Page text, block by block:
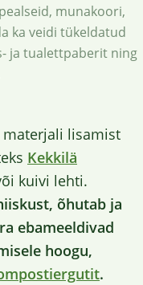
munakoori,
ka veidi tükeldatud
ja tualettpaberit ning
materjali lisamist
Kekkilä
kuivi lehti.
õhutab ja
ebameeldivad
hoogu,
.